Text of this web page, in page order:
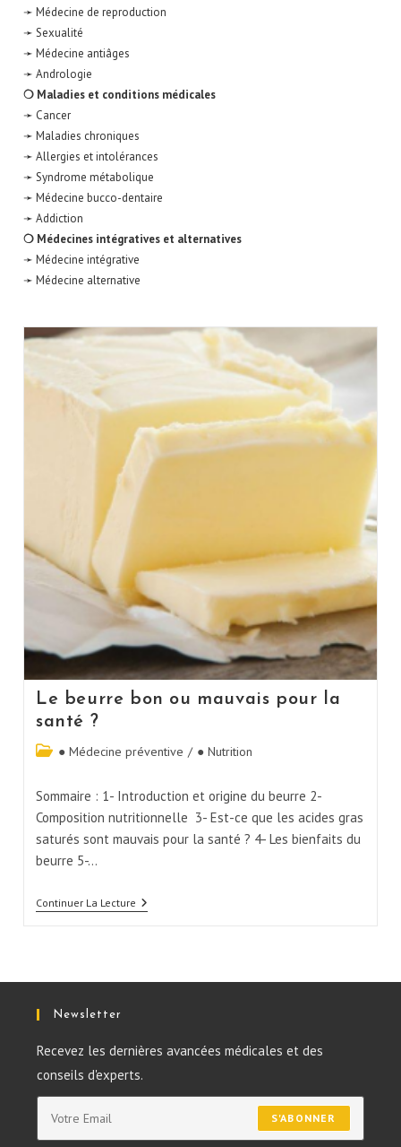
➛ Médecine de reproduction
➛ Sexualité
➛ Médecine antiâges
➛ Andrologie
❍ Maladies et conditions médicales
➛ Cancer
➛ Maladies chroniques
➛ Allergies et intolérances
➛ Syndrome métabolique
➛ Médecine bucco-dentaire
➛ Addiction
❍ Médecines intégratives et alternatives
➛ Médecine intégrative
➛ Médecine alternative
Le beurre bon ou mauvais pour la
santé ?
● Médecine préventive / ● Nutrition
Sommaire : 1- Introduction et origine du beurre 2-
Composition nutritionnelle 3- Est-ce que les acides gras
saturés sont mauvais pour la santé ? 4- Les bienfaits du
beurre 5-…
Continuer La Lecture
Newsletter
Recevez les dernières avancées médicales et des
conseils d'experts.
S'ABONNER